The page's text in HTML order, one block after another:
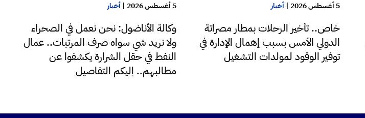
5 أغسطس 2026 |أخبار
خاص.. تأخير الرحلات بمطار مصراتة
الدولي الأمس بسبب إهمال الإدارة في
توفير الوقود لمولدات التشغيل
5 أغسطس 2026 |أخبار
وكالة الأناضول: نحن نعمل في الصحراء
ولا نريد شي سواه صرف المرتبات.. عمال
النفط في حقل الشرارة يكشفوا عن
مطالبهم.. إليكم التفاصيل